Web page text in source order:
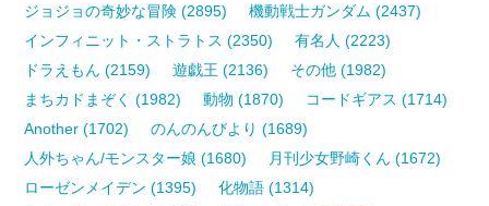
ジョジョの奇妙な冒険 (2895)
機動戦士ガンダム (2437)
インフィニット・ストラトス (2350)
有名人 (2223)
ドラえもん (2159)
遊戯王 (2136)
その他 (1982)
まちカドまぞく (1982)
動物 (1870)
コードギアス (1714)
Another (1702)
のんのんびより (1689)
人外ちゃん/モンスター娘 (1680)
月刊少女野崎くん (1672)
ローゼンメイデン (1395)
化物語 (1314)